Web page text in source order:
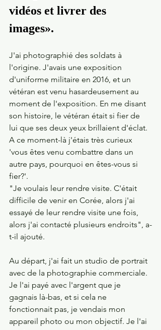
vidéos et livrer des
images».
J'ai photographié des soldats à
l'origine. J'avais une exposition
d'uniforme militaire en 2016, et un
vétéran est venu hasardeusement au
moment de l'exposition. En me disant
son histoire, le vétéran était si fier de
lui que ses deux yeux brillaient d'éclat.
A ce moment-là j'étais très curieux
'vous êtes venu combattre dans un
autre pays, pourquoi en êtes-vous si
fier?'.
"Je voulais leur rendre visite. C'était
difficile de venir en Corée, alors j'ai
essayé de leur rendre visite une fois,
alors j'ai contacté plusieurs endroits", a-
t-il ajouté.
Au départ, j'ai fait un studio de portrait
avec de la photographie commerciale.
Je l'ai payé avec l'argent que je
gagnais là-bas, et si cela ne
fonctionnait pas, je vendais mon
appareil photo ou mon objectif. Je l'ai